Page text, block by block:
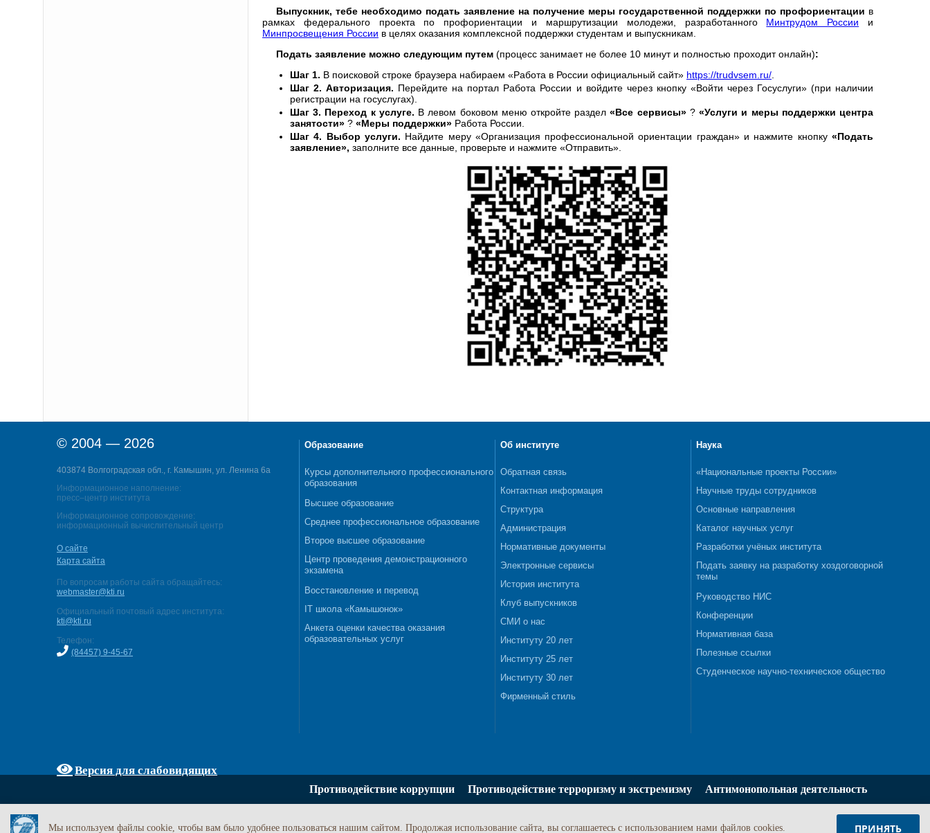
Выпускник, тебе необходимо подать заявление на получение меры государственной поддержки по профориентации в
рамках федерального проекта по профориентации и маршрутизации молодежи, разработанного Минтрудом России и
Минпросвещения России в целях оказания комплексной поддержки студентам и выпускникам.
Подать заявление можно следующим путем (процесс занимает не более 10 минут и полностью проходит онлайн):
Шаг 1. В поисковой строке браузера набираем «Работа в России официальный сайт» https://trudvsem.ru/
Шаг 2. Авторизация. Перейдите на портал Работа России и войдите через кнопку «Войти через Госуслуги» (при наличии
регистрации на госуслугах).
Шаг 3. Переход к услуге. В левом боковом меню откройте раздел«Все сервисы»?«Услуги и меры поддержки центра
занятости» ? «Меры поддержки» Работа России.
Шаг 4. Выбор услуги. Найдите меру «Организация профессиональной ориентации граждан» и нажмите кнопку«Подать
заявление», заполните все данные, проверьте и нажмите «Отправить».
© 2004 — 2026
403874 Волгоградская обл., г. Камышин, ул. Ленина 6а
Информационное наполнение:
пресс–центр института
Информационное сопровождение:
информационный вычислительный центр
О сайте
Карта сайта
По вопросам работы сайта обращайтесь:
webmaster@kti.ru
Официальный почтовый адрес института:
kti@kti.ru
Телефон:
(84457) 9-45-67
Версия для слабовидящих
Образование
Курсы дополнительного профессионального
образования
Высшее образование
Среднее профессиональное образование
Второе высшее образование
Центр проведения демонстрационного
экзамена
Восстановление и перевод
IT школа «Камышонок»
Анкета оценки качества оказания
образовательных услуг
Об институте
Обратная связь
Контактная информация
Структура
Администрация
Нормативные документы
Электронные сервисы
История института
Клуб выпускников
СМИ о нас
Институту 20 лет
Институту 25 лет
Институту 30 лет
Фирменный стиль
Наука
«Национальные проекты России»
Научные труды сотрудников
Основные направления
Каталог научных услуг
Разработки учёных института
Подать заявку на разработку хоздоговорной
темы
Руководство НИС
Конференции
Нормативная база
Полезные ссылки
Студенческое научно-техническое общество
Противодействие коррупции Противодействие терроризму и экстремизму Антимонопольная деятельность
Мы используем файлы cookie, чтобы вам было удобнее пользоваться нашим сайтом. Продолжая использование сайта, вы соглашаетесь c использованием нами файлов cookies. ПРИНЯТЬ